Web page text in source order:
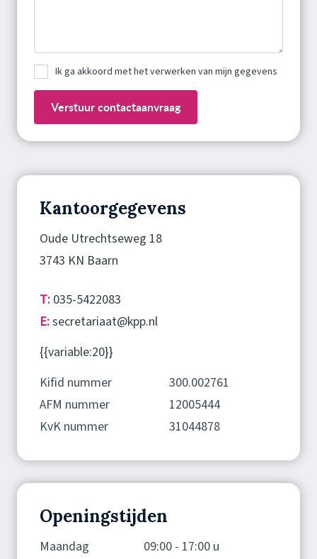
Ik ga akkoord met het verwerken van mijn gegevens
Verstuur contactaanvraag
Kantoorgegevens
Oude Utrechtseweg 18
3743 KN Baarn
T: 035-5422083
E:secretariaat@kpp.nl
{{variable:20}}
Kifid nummer
300.002761
AFM nummer
12005444
KvK nummer
31044878
Openingstijden
Maandag
09:00 - 17:00 u